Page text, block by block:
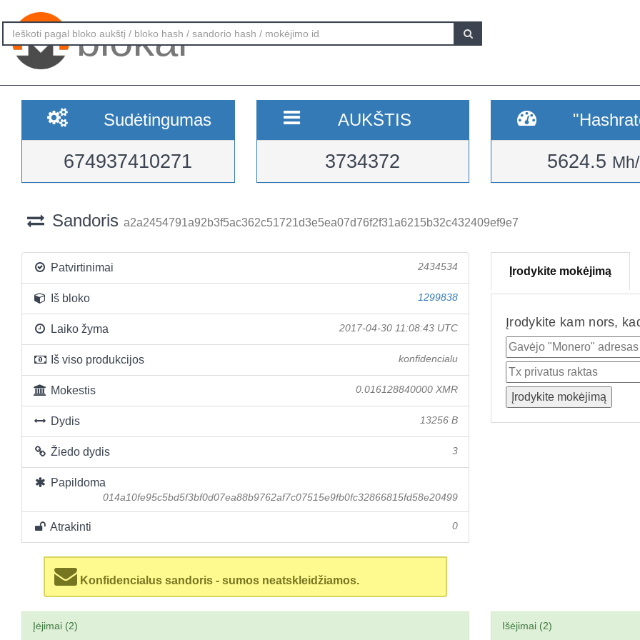
blokai
Sudėtingumas
674937410271
AUKŠTIS
3734372 5624.5
Sandoris a2a2454791a92b3f5ac362c51721d3e5ea07d76f2f31a6215b32c432409ef9e7
Patvirtinimai 2434534
Iš bloko 1299838
Laiko žyma 2017-04-30 11:08:43 UTC
Iš viso produkcijos konfidencialu
Mokestis 0.016128840000 XMR
Dydis 13256 B
Žiedo dydis 3
Papildoma
014a10fe95c5bd5f3bf0d07ea88b9762af7c07515e9fb0fc32866815fd58e20499
Atrakinti 0
Konfidencialus sandoris - sumos neatskleidžiamos.
Įrodykite mokėjimą
Įrodykite kam nors,
Įėjimai (2) Išėjimai (2)